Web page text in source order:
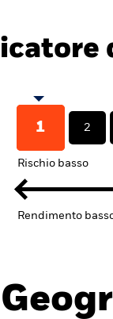
1 2
Rischio basso
Rendimento